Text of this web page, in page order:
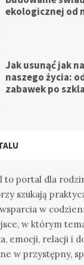
ekologicznej od
Jak usunąć jak
naszego życia:
zabawek po
to portal dla
szukają
w
w którym
emocji, relacji i
w przystępny,